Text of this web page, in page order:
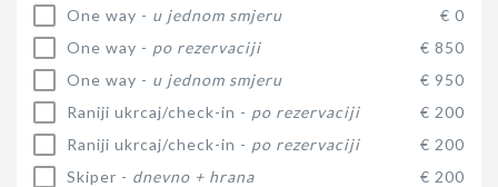
One way - u jednom smjeru
€ 0
One way - po rezervaciji
€ 850
One way - u jednom smjeru
€ 950
Raniji ukrcaj/check-in - po rezervaciji
€ 200
Raniji ukrcaj/check-in - po rezervaciji
€ 200
Skiper - dnevno + hrana
€ 200